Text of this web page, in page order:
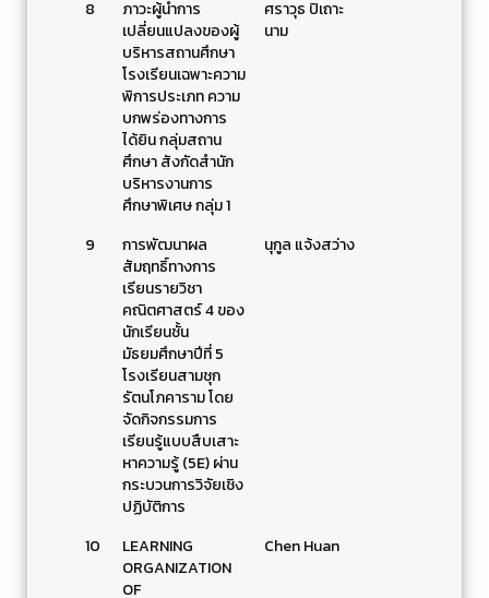
8
ภาวะผู้นำการ
เปลี่ยนแปลงของผู้
บริหารสถานศึกษา
โรงเรียนเฉพาะความ
พิการประเภท ความ
บกพร่องทางการ
ได้ยิน กลุ่มสถาน
ศึกษา สังกัดสำนัก
บริหารงานการ
ศึกษาพิเศษ กลุ่ม 1
ศราวุธ ปิเถาะ
นาม
9
การพัฒนาผล
สัมฤทธิ์ทางการ
เรียนรายวิชา
คณิตศาสตร์ 4 ของ
นักเรียนชั้น
มัธยมศึกษาปีที่ 5
โรงเรียนสามชุก
รัตนโภคาราม โดย
จัดกิจกรรมการ
เรียนรู้แบบสืบเสาะ
หาความรู้ (5E) ผ่าน
กระบวนการวิจัยเชิง
ปฏิบัติการ
นุกูล แจ้งสว่าง
10
LEARNING
ORGANIZATION
OF
Chen Huan